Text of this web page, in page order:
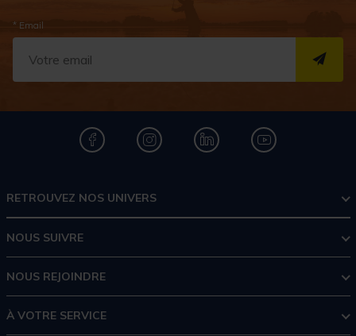
* Email
RETROUVEZ NOS UNIVERS
NOUS SUIVRE
NOUS REJOINDRE
À VOTRE SERVICE